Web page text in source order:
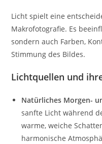
Licht spielt eine
Makrofotografie. Es
sondern auch Farben,
Stimmung des Bildes.
Lichtquellen und
Natürliches Morgen-
sanfte Licht während
warme, weiche
harmonische